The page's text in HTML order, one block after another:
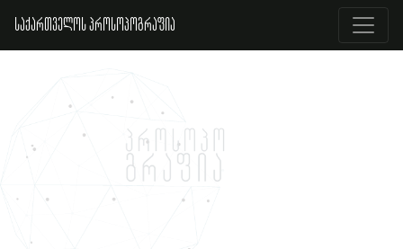
საქართველოს პროსოპოგრაფია